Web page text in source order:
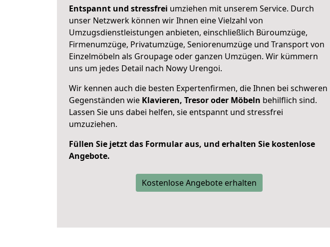
Entspannt und stressfrei umziehen mit unserem Service. Durch
unser Netzwerk können wir Ihnen eine Vielzahl von
Umzugsdienstleistungen anbieten, einschließlich Büroumzüge,
Firmenumzüge, Privatumzüge, Seniorenumzüge und Transport von
Einzelmöbeln als Groupage oder ganzen Umzügen. Wir kümmern
uns um jedes Detail nach Nowy Urengoi.
Wir kennen auch die besten Expertenfirmen, die Ihnen bei schweren
Gegenständen wie Klavieren, Tresor oder Möbeln behilflich sind.
Lassen Sie uns dabei helfen, sie entspannt und stressfrei
umzuziehen.
Füllen Sie jetzt das Formular aus, und erhalten Sie kostenlose
Angebote.
Kostenlose Angebote erhalten